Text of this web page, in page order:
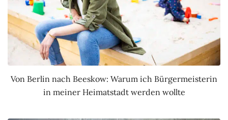
Von Berlin nach Beeskow: Warum ich Bürgermeisterin
in meiner Heimatstadt werden wollte